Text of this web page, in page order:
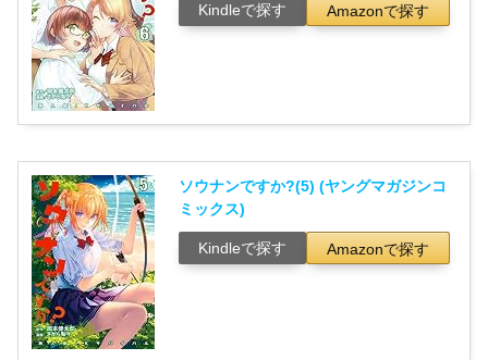
Kindleで探す Amazonで探す
ソウナンですか?(5) (ヤングマガジンコ
ミックス)
Kindleで探す Amazonで探す